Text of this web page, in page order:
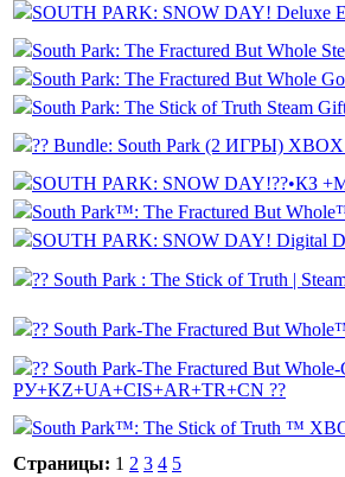
SOUTH PARK: SNOW DAY!
South Park: The Fractured But Whole
South Park: The Fractured But Whole
South Park: The Stick of Truth Steam
?? Bundle: South Park (2 ИГРЫ)
SOUTH PARK: SNOW DAY!??•КЗ
South Park™: The Fractured But
SOUTH PARK: SNOW DAY! Digital
?? South Park : The Stick of Truth |
?? South Park-The Fractured But
?? South Park-The Fractured But
РУ+KZ+UA+CIS+AR+TR+CN ??
South Park™: The Stick of Truth ™
Страницы: 1 2 3 4 5